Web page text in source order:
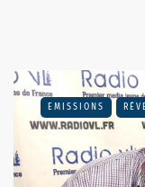
EMISSIONS